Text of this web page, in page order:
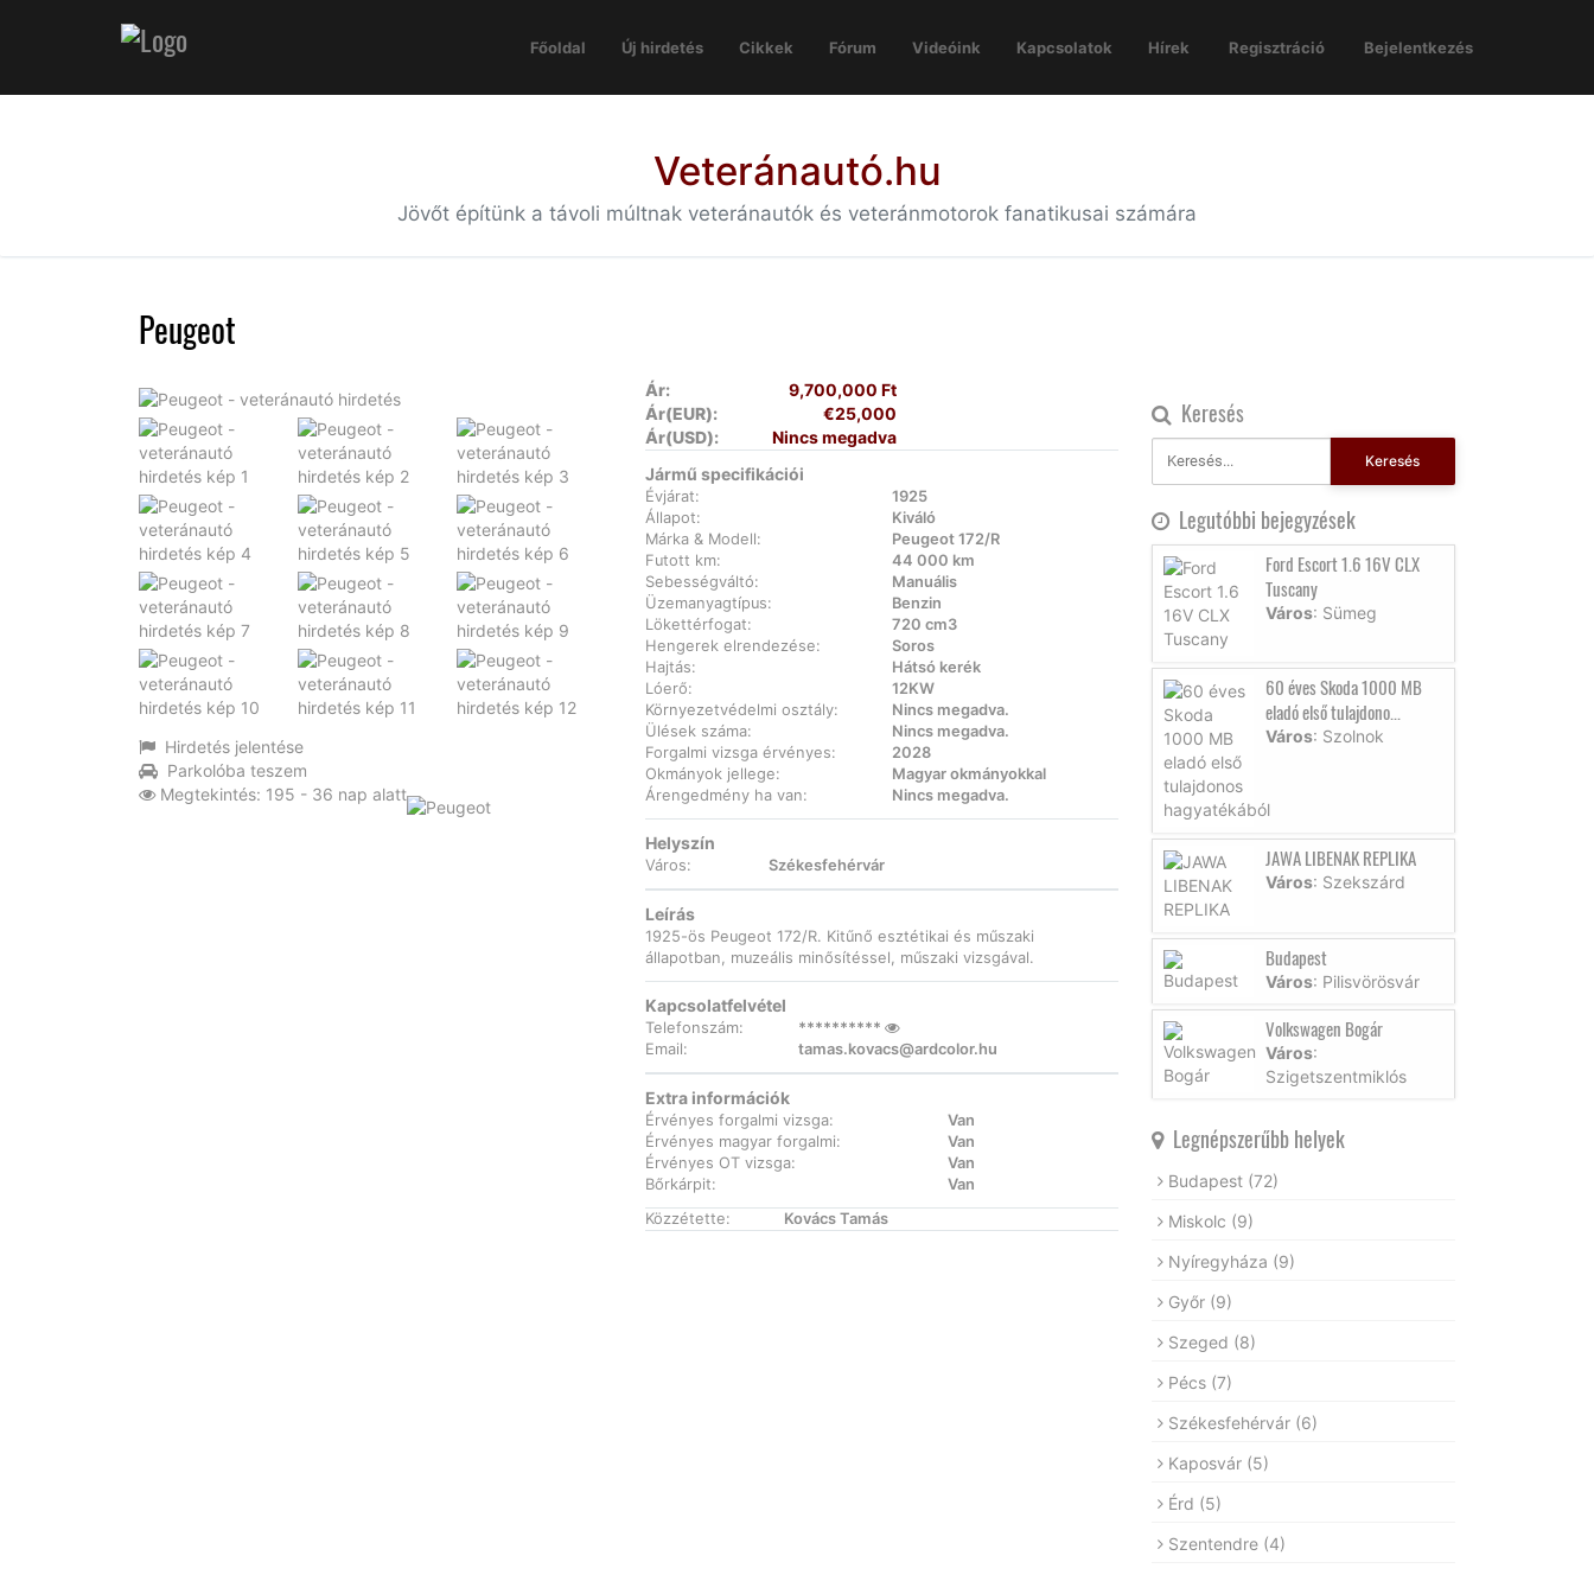
Főoldal Új hirdetés Cikkek Fórum Videóink Kapcsolatok Hírek Regisztráció Bejelentkezés
Veteránautó.hu
Jövőt építünk a távoli múltnak veteránautók és veteránmotorok fanatikusai számára
Peugeot
Hirdetés jelentése
Parkolóba teszem
Megtekintés: 195 - 36 nap alatt
Ár:
9,700,000 Ft
Ár(EUR):
€25,000
Ár(USD):
Nincs megadva
Jármű specifikációi
Évjárat:
1925
Állapot:
Kiváló
Márka & Modell:
Peugeot 172/R
Futott km:
44 000 km
Sebességváltó:
Manuális
Üzemanyagtípus:
Benzin
Lökettérfogat:
720 cm3
Hengerek elrendezése:
Soros
Hajtás:
Hátsó kerék
Lóerő:
12KW
Környezetvédelmi osztály:
Nincs megadva.
Ülések száma:
Nincs megadva.
Forgalmi vizsga érvényes:
2028
Okmányok jellege:
Magyar okmányokkal
Árengedmény ha van:
Nincs megadva.
Helyszín
Város: Székesfehérvár
Leírás
1925-ös Peugeot 172/R. Kitűnő esztétikai és műszaki
állapotban, muzeális minősítéssel, műszaki vizsgával.
Kapcsolatfelvétel
Telefonszám:
**********
Email:
tamas.kovacs@ardcolor.hu
Extra információk
Érvényes forgalmi vizsga:
Van
Érvényes magyar forgalmi:
Van
Érvényes OT vizsga:
Van
Bőrkárpit:
Van
Közzétette:
Kovács Tamás
Keresés
Keresés
Legutóbbi bejegyzések
Ford Escort 1.6 16V CLX
Tuscany
Város: Sümeg
60 éves Skoda 1000 MB
eladó első tulajdono...
Város: Szolnok
JAWA LIBENAK REPLIKA
Város: Szekszárd
Budapest
Város: Pilisvörösvár
Volkswagen Bogár
Város:
Szigetszentmiklós
Legnépszerűbb helyek
Budapest (72)
Miskolc (9)
Nyíregyháza (9)
Győr (9)
Szeged (8)
Pécs (7)
Székesfehérvár (6)
Kaposvár (5)
Érd (5)
Szentendre (4)